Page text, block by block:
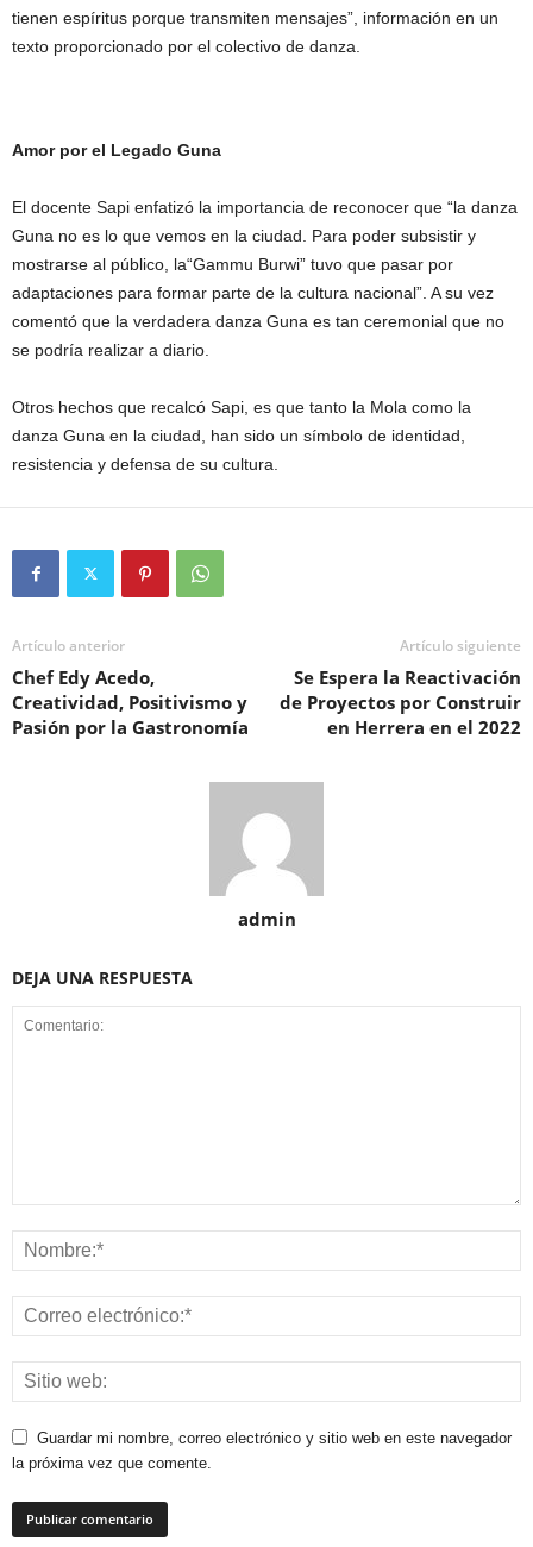
tienen espíritus porque transmiten mensajes”, información en un
texto proporcionado por el colectivo de danza.
Amor por el Legado Guna
El docente Sapi enfatizó la importancia de reconocer que “la danza
Guna no es lo que vemos en la ciudad. Para poder subsistir y
mostrarse al público, la“Gammu Burwi” tuvo que pasar por
adaptaciones para formar parte de la cultura nacional”. A su vez
comentó que la verdadera danza Guna es tan ceremonial que no
se podría realizar a diario.
Otros hechos que recalcó Sapi, es que tanto la Mola como la
danza Guna en la ciudad, han sido un símbolo de identidad,
resistencia y defensa de su cultura.
Artículo anterior
Chef Edy Acedo,
Creatividad, Positivismo y
Pasión por la Gastronomía
Artículo siguiente
Se Espera la Reactivación
de Proyectos por Construir
en Herrera en el 2022
admin
DEJA UNA RESPUESTA
Guardar mi nombre, correo electrónico y sitio web en este navegador
la próxima vez que comente.